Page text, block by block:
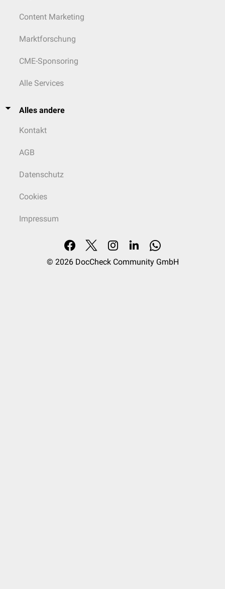
Content Marketing
Marktforschung
CME-Sponsoring
Alle Services
Alles andere
Kontakt
AGB
Datenschutz
Cookies
Impressum
© 2026 DocCheck Community GmbH